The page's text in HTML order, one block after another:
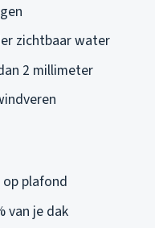
zichtbaar water
2 millimeter
plafond
van je dak